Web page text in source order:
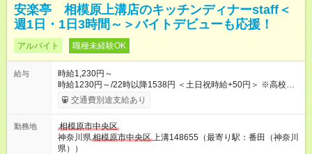
安楽亭 相模原上溝店のキッチンディナーstaff＜
週1日・1日3時間～＞バイトデビューも応援！
アルバイト 職種未経験OK
給与
時給1,230円～
時給1230円～/22時以降1538円 ＜土日祝時給+50円＞ ※高校生
時給1230円 【試用期間】試用期間あり 試用期間の長さ：12ヶ
月 雇用形態、給与は本採用時と同じです。 ※最大12ヶ月の間
交通費別途支給あり
勤務地
相模原市中央区
神奈川県相模原市中央区上溝148655（最寄り駅：番田（神奈川
県））